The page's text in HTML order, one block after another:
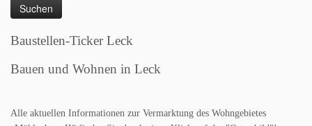
Baustellen-Ticker Leck
Bauen und Wohnen in Leck
Alle aktuellen Informationen zur Vermarktung des Wohngebietes